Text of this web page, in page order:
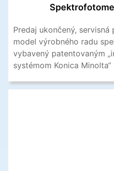
Predaj ukončený,
model výrobného radu
vybavený patentovaným
systémom Konica